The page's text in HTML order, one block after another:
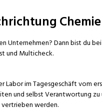
Chemie
Dann bist du
und Multicheck.
im Tagesgeschäft vom
und selbst Verantwortung zu
werden.